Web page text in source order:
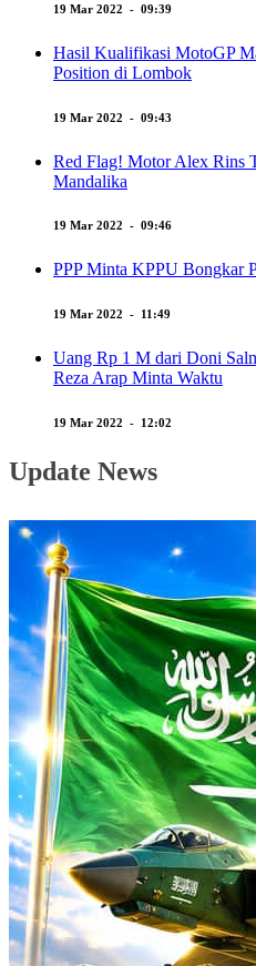
19 Mar 2022 - 09:39
Hasil Kualifikasi MotoGP
Position di Lombok
19 Mar 2022 - 09:43
Red Flag! Motor Alex Rins
Mandalika
19 Mar 2022 - 09:46
PPP Minta KPPU Bongkar
19 Mar 2022 - 11:49
Uang Rp 1 M dari Doni
Reza Arap Minta Waktu
19 Mar 2022 - 12:02
Update News